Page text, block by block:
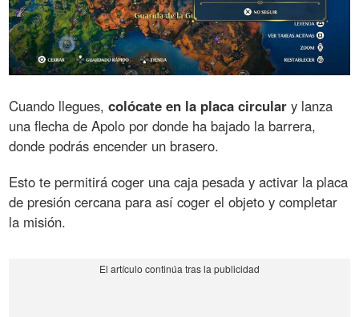
Cuando llegues,colócate en la placa circular y lanza
una flecha de Apolo por donde ha bajado la barrera,
donde podrás encender un brasero.
Esto te permitirá coger una caja pesada y activar la placa
de presión cercana para así coger el objeto y completar
la misión.